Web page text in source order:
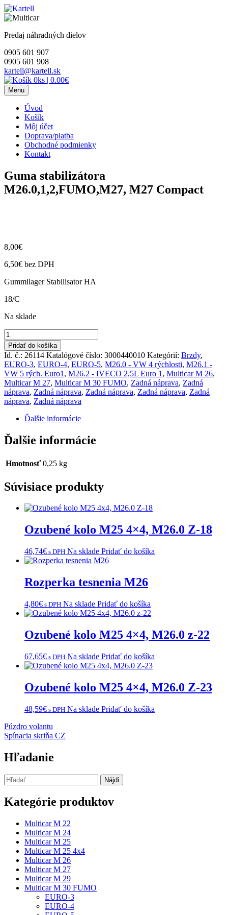
Skip
to
Predaj náhradných dielov
0905 601 907
0905 601 908
kartell@kartell.sk
0ks | 0.00€
Menu
Úvod
Košík
Môj účet
Doprava/platba
Obchodné podmienky
Kontakt
Guma stabilizátora
M26.0,1,2,FUMO,M27, M27 Compact
8,00€
6,50€ bez DPH
Gummilager Stabilisator HA
18/C
Na sklade
množstvo
Guma
stabilizátora
M26.0,1,2,FUMO,M27,
M27
Compact
Pridať do košíka
Id. č.: 26114 Katalógové číslo: 3000440010 Kategórií: Brzdy,
EURO-3, EURO-4, EURO-5, M26.0 - VW 4 rýchlosti, M26.1 -
VW 5 rých. Euro1 , M26.2 - IVECO 2,5L Euro 1 , Multicar M 26,
Multicar M 27, Multicar M 30 FUMO, Zadná náprava, Zadná
náprava, Zadná náprava, Zadná náprava, Zadná náprava, Zadná
náprava, Zadná náprava
Ďalšie informácie
Ďalšie informácie
Hmotnosť 0,25 kg
Súvisiace produkty
Ozubené kolo M25 4×4, M26.0 Z-18
46,74€ s DPH Na sklade Pridať do košíka
Rozperka tesnenia M26
4,80€ s DPH Na sklade Pridať do košíka
Ozubené kolo M25 4×4, M26.0 z-22
67,65€ s DPH Na sklade Pridať do košíka
Ozubené kolo M25 4×4, M26.0 Z-23
48,59€ s DPH Na sklade Pridať do košíka
Navigácia
v
článku
Púzdro volantu
Spínacia skriňa CZ
Hľadanie
Hľadať:
Kategórie produktov
Multicar M 22
Multicar M 24
Multicar M 25
Multicar M 25 4x4
Multicar M 26
Multicar M 27
Multicar M 29
Multicar M 30 FUMO
EURO-3
EURO-4